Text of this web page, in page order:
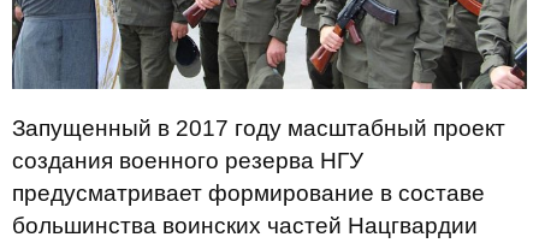
Запущенный в 2017 году масштабный проект
создания военного резерва НГУ
предусматривает формирование в составе
большинства воинских частей Нацгвардии